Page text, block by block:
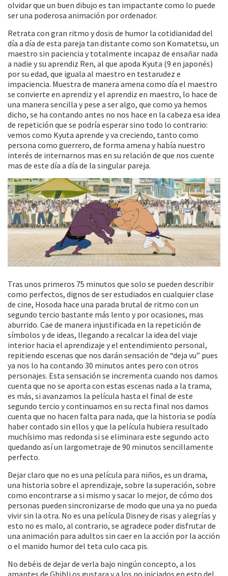
olvidar que un buen dibujo es tan impactante como lo puede
ser una poderosa animación por ordenador.
Retrata con gran ritmo y dosis de humor la cotidianidad del
día a día de esta pareja tan distante como son Komatetsu, un
maestro sin paciencia y totalmente incapaz de ensañar nada
a nadie y su aprendiz Ren, al que apoda Kyuta (9 en japonés)
por su edad, que iguala al maestro en testarudez e
impaciencia. Muestra de manera amena como día el maestro
se convierte en aprendiz y el aprendiz en maestro, lo hace de
una manera sencilla y pese a ser algo, que como ya hemos
dicho, se ha contando antes no nos hace en la cabeza esa idea
de repetición que se podría esperar sino todo lo contrario:
vemos como Kyuta aprende y va creciendo, tanto como
persona como guerrero, de forma amena y había nuestro
interés de internarnos mas en su relación de que nos cuente
mas de este día a día de la singular pareja.
Tras unos primeros 75 minutos que solo se pueden describir
como perfectos, dignos de ser estudiados en cualquier clase
de cine, Hosoda hace una parada brutal de ritmo con un
segundo tercio bastante más lento y por ocasiones, mas
aburrido. Cae de manera injustificada en la repetición de
símbolos y de ideas, llegando a recalcar la idea del viaje
interior hacia el aprendizaje y el entendimiento personal,
repitiendo escenas que nos darán sensación de “deja vu” pues
ya nos lo ha contando 30 minutos antes pero con otros
personajes. Esta sensación se incrementa cuando nos damos
cuenta que no se aporta con estas escenas nada a la trama,
es más, si avanzamos la película hasta el final de este
segundo tercio y continuamos en su recta final nos damos
cuenta que no hacen falta para nada, que la historia se podía
haber contado sin ellos y que la película hubiera resultado
muchísimo mas redonda si se eliminara este segundo acto
quedando así un largometraje de 90 minutos sencillamente
perfecto.
Dejar claro que no es una película para niños, es un drama,
una historia sobre el aprendizaje, sobre la superación, sobre
como encontrarse a si mismo y sacar lo mejor, de cómo dos
personas pueden sincronizarse de modo que una ya no pueda
vivir sin la otra. No es una película Disney de risas y alegrías y
esto no es malo, al contrario, se agradece poder disfrutar de
una animación para adultos sin caer en la acción por la acción
o el manido humor del teta culo caca pis.
No debéis de dejar de verla bajo ningún concepto, a los